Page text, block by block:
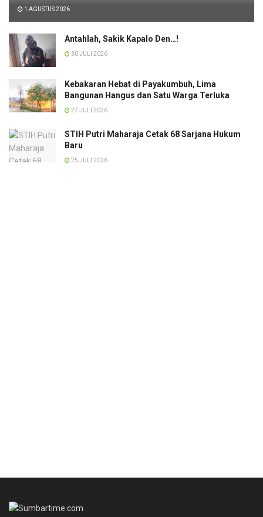
1 AGUSTUS 2026
Antahlah, Sakik Kapalo Den…!
30 JULI 2026
Kebakaran Hebat di Payakumbuh, Lima
Bangunan Hangus dan Satu Warga Terluka
27 JULI 2026
STIH Putri Maharaja Cetak 68 Sarjana Hukum
Baru
25 JULI 2026